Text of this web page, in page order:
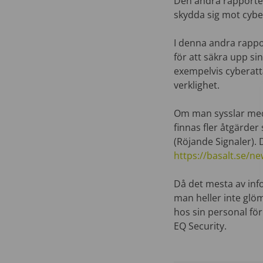
skydda sig mot
I denna andra
för att säkra upp sin
exempelvis
verklighet.
Om man sysslar
finnas fler åtgärder
(Röjande
https://basalt.se/
Då det mesta av
man heller inte
hos sin personal
EQ Security.